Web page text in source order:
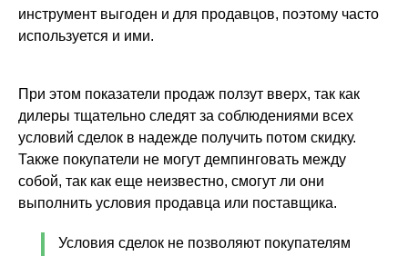
инструмент выгоден и для продавцов, поэтому часто
используется и ими.
При этом показатели продаж ползут вверх, так как
дилеры тщательно следят за соблюдениями всех
условий сделок в надежде получить потом скидку.
Также покупатели не могут демпинговать между
собой, так как еще неизвестно, смогут ли они
выполнить условия продавца или поставщика.
Условия сделок не позволяют покупателям